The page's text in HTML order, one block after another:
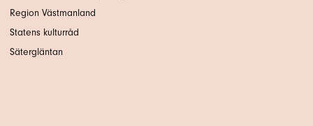
Region Västmanland
Statens kulturråd
Sätergläntan